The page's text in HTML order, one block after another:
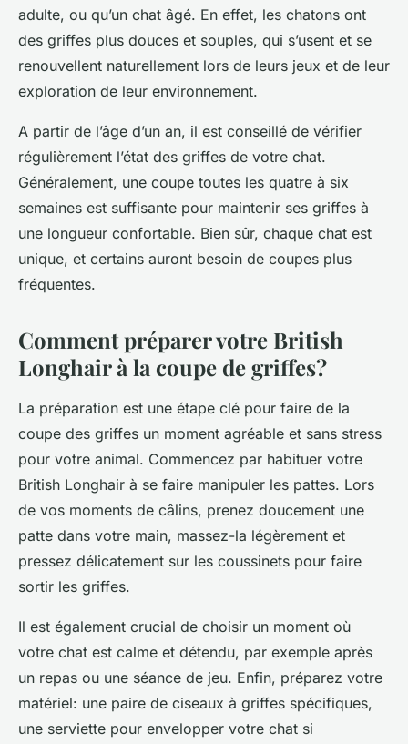
adulte, ou qu’un chat âgé. En effet, les chatons ont
des griffes plus douces et souples, qui s’usent et se
renouvellent naturellement lors de leurs jeux et de leur
exploration de leur environnement.
A partir de l’âge d’un an, il est conseillé de vérifier
régulièrement l’état des griffes de votre chat.
Généralement, une coupe toutes les quatre à six
semaines est suffisante pour maintenir ses griffes à
une longueur confortable. Bien sûr, chaque chat est
unique, et certains auront besoin de coupes plus
fréquentes.
Comment préparer votre British
Longhair à la coupe de griffes?
La préparation est une étape clé pour faire de la
coupe des griffes un moment agréable et sans stress
pour votre animal. Commencez par habituer votre
British Longhair à se faire manipuler les pattes. Lors
de vos moments de câlins, prenez doucement une
patte dans votre main, massez-la légèrement et
pressez délicatement sur les coussinets pour faire
sortir les griffes.
Il est également crucial de choisir un moment où
votre chat est calme et détendu, par exemple après
un repas ou une séance de jeu. Enfin, préparez votre
matériel: une paire de ciseaux à griffes spécifiques,
une serviette pour envelopper votre chat si